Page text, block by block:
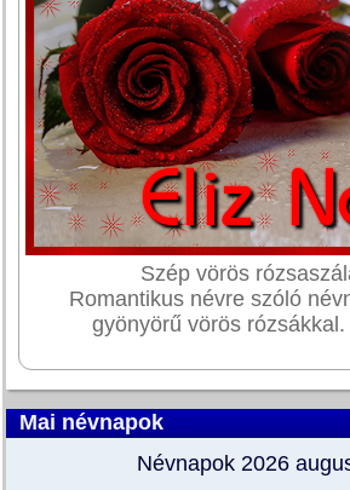
Szép vörös
Romantikus névre szóló
gyönyörű vörös
Mai névnapok
Névnapok 2026